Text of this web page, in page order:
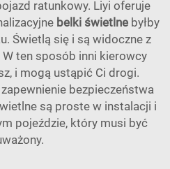
ratunkowy. Liyi oferuje
belki świetlne byłby
Świetlą się i są widoczne z
ten sposób inni kierowcy
i mogą ustąpić Ci drogi.
bezpieczeństwa
są proste w instalacji i
pojeździe, który musi być